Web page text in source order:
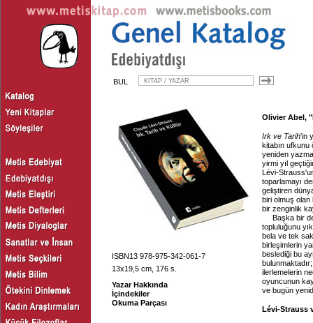
BUL
ISBN13 978-975-342-061-7
13x19,5 cm, 176 s.
Yazar Hakkında
İçindekiler
Okuma Parçası
Olivier Abel,
Irk ve Tarih'in
kitabın
yeniden
yirmi yıl
Lévi-
toparlamayı
geliştiren
biri olmuş olan
bir zenginlik
Başka bir
topluluğunu
bela ve tek
birleşimlerin
beslediği bu
ilerlemelerin
oyuncunun
ve bugün
Lévi-Strauss